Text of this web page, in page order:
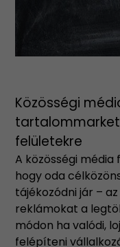
Közösségi
felületekre
A közösségi
hogy oda
tájékozódni jár –
reklámokat a
módon ha valódi,
felépíteni